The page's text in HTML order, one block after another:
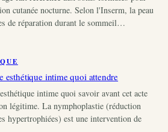
cutanée nocturne. Selon l'Inserm, la peau
de réparation durant le sommeil…
esthétique intime quoi attendre
intime quoi savoir avant cet acte
légitime. La nymphoplastie (réduction
hypertrophiées) est une intervention de